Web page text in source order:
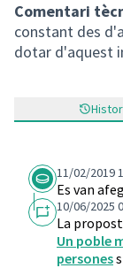
Comentari
constant des
dotar d'aquest
11/02/2019
Es van
10/06/2025
La
Un poble
persones